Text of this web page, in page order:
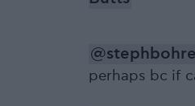
perhaps bc if